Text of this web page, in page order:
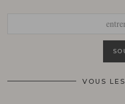
VOUS